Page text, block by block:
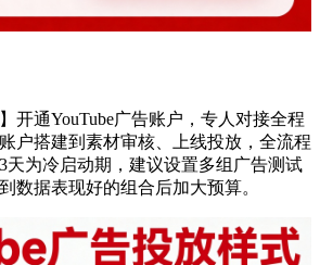
开通YouTube广告账户，专人对接全程
户搭建到素材审核、上线投放，全流程
天为冷启动期，建议设置多组广告测试
数据表现好的组合后加大预算。